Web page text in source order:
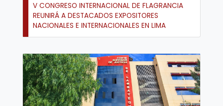
V CONGRESO INTERNACIONAL DE FLAGRANCIA
REUNIRÁ A DESTACADOS EXPOSITORES
NACIONALES E INTERNACIONALES EN LIMA